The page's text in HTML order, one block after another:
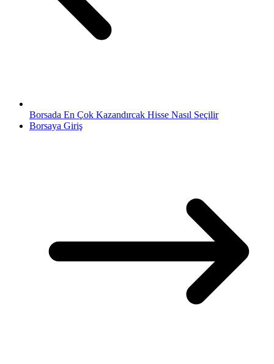
Borsada En Çok Kazandırcak Hisse Nasıl Seçilir
Borsaya Giriş